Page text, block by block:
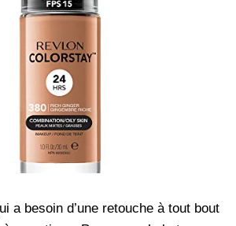
a besoin d’une retouche à tout bout